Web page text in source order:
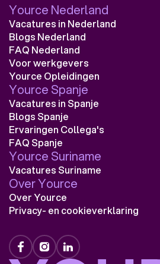
Yource Nederland
Vacatures in Nederland
Blogs Nederland
FAQ Nederland
Voor werkgevers
Yource Opleidingen
Yource Spanje
Vacatures in Spanje
Blogs Spanje
Ervaringen Collega's
FAQ Spanje
Yource Suriname
Vacatures Suriname
Over Yource
Over Yource
Privacy- en cookieverklaring